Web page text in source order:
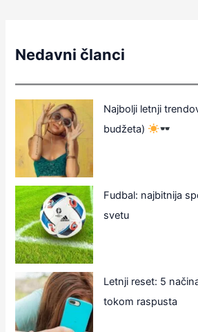
Nedavni članci
Najbolji letnji
budžeta)
Fudbal: najbitnija
svetu
Letnji reset: 5
tokom raspusta